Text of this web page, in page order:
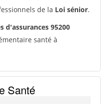
de la Loi sénior.
d'assurances 95200
santé à